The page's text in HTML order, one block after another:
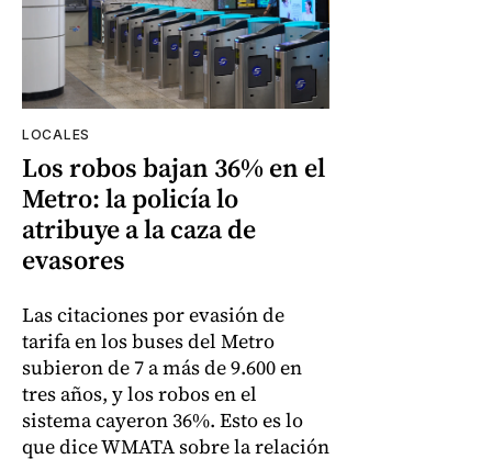
LOCALES
Los robos bajan 36% en el
Metro: la policía lo
atribuye a la caza de
evasores
Las citaciones por evasión de
tarifa en los buses del Metro
subieron de 7 a más de 9.600 en
tres años, y los robos en el
sistema cayeron 36%. Esto es lo
que dice WMATA sobre la relación